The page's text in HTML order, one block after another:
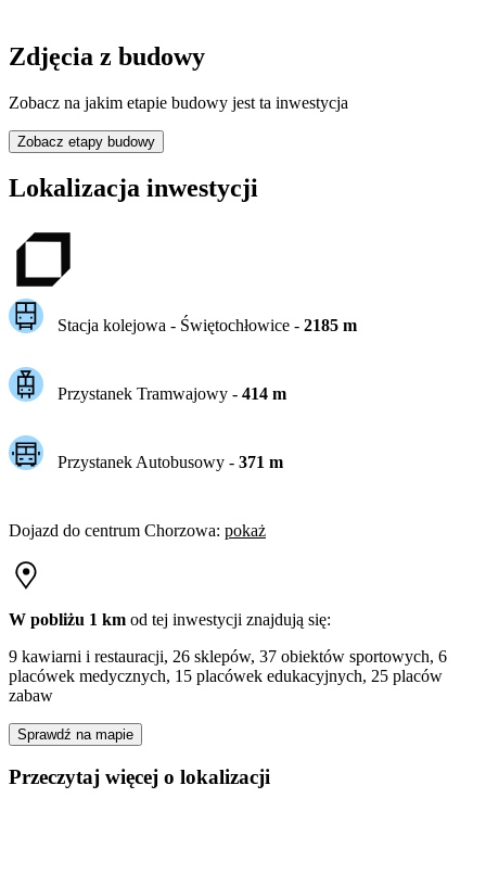
Zdjęcia z budowy
Zobacz na jakim etapie budowy jest ta inwestycja
Zobacz etapy budowy
Lokalizacja inwestycji
Stacja kolejowa - Świętochłowice- 2185m
Przystanek Tramwajowy - 414m
Przystanek Autobusowy - 371 m
Dojazd do centrum Chorzowa: pokaż
W pobliżu 1 km od tej inwestycji znajdują się:
9 kawiarni i restauracji, 26 sklepów, 37 obiektów sportowych, 6
placówek medycznych, 15 placówek edukacyjnych, 25 placów
zabaw
Sprawdź na mapie
Przeczytaj więcej o lokalizacji